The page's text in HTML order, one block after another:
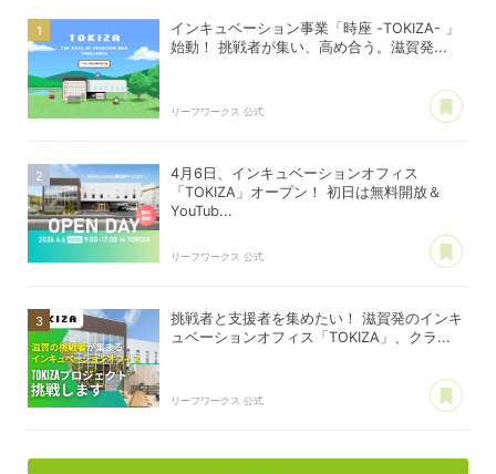
インキュベーション事業「時座 -TOKIZA- 」
始動！ 挑戦者が集い、高め合う。滋賀発...
リーフワークス 公式
4月6日、インキュベーションオフィス
「TOKIZA」オープン！ 初日は無料開放＆
YouTub...
リーフワークス 公式
挑戦者と支援者を集めたい！ 滋賀発のインキ
ュベーションオフィス「TOKIZA」、クラ...
リーフワークス 公式